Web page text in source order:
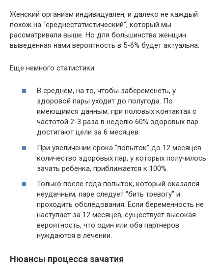
Женский организм индивидуален, и далеко не каждый
похож на “среднестатистический”, который мы
рассматривали выше. Но для большинства женщин
выведенная нами вероятность в 5-6% будет актуальна.
Еще немного статистики:
В среднем, на то, чтобы забеременеть, у
здоровой пары уходит до полугода. По
имеющимся данным, при половых контактах с
частотой 2-3 раза в неделю 60% здоровых пар
достигают цели за 6 месяцев.
При увеличении срока “попыток” до 12 месяцев
количество здоровых пар, у которых получилось
зачать ребенка, приближается к 100%.
Только после года попыток, который оказался
неудачным, паре следует “бить тревогу” и
проходить обследования. Если беременность не
наступает за 12 месяцев, существует высокая
вероятность, что один или оба партнеров
нуждаются в лечении.
Нюансы процесса зачатия